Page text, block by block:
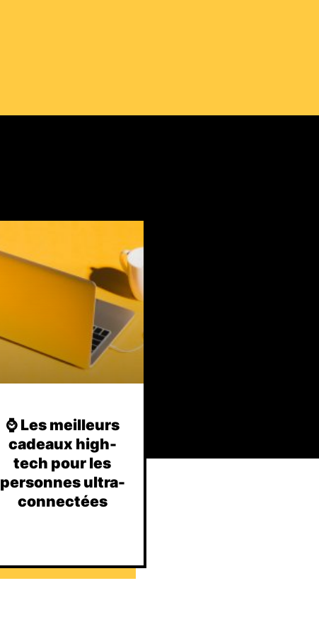
⌚️ Les meilleurs
cadeaux high-
tech pour les
personnes ultra-
connectées